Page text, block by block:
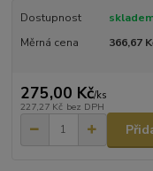
Dostupnost
Měrná cena
366,67
275,00 Kč/ks
227,27 Kč bez DPH